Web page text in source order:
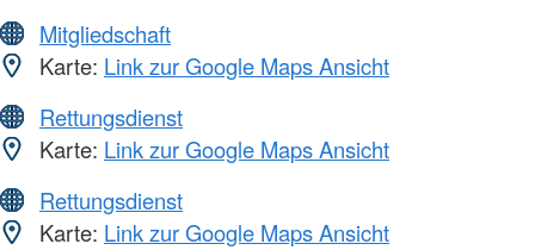
Mitgliedschaft
Karte: Link zur Google Maps Ansicht
Rettungsdienst
Karte: Link zur Google Maps Ansicht
Rettungsdienst
Karte: Link zur Google Maps Ansicht